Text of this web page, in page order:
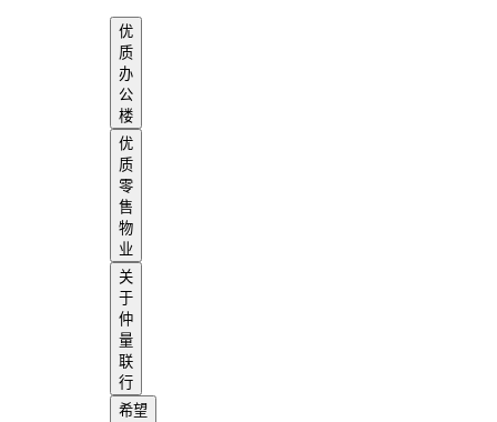
优
质
办
公
楼
优
质
零
售
物
业
关
于
仲
量
联
行
希望